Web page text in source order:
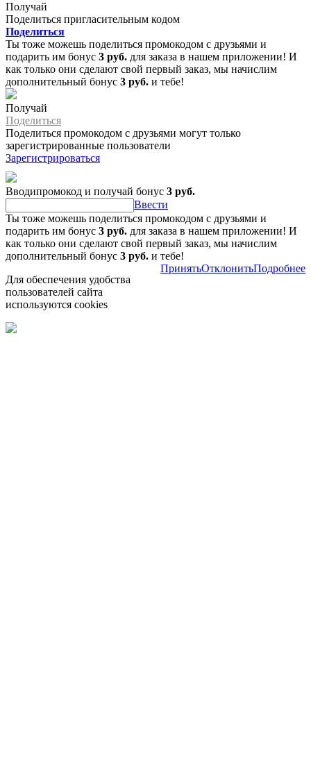
Получай
Поделиться пригласительным кодом
Поделиться
Ты тоже можешь поделиться промокодом с друзьями и
подарить им бонус 3 руб. для заказа в нашем приложении! И
как только они сделают свой первый заказ, мы начислим
дополнительный бонус 3 руб. и тебе!
Получай
Поделиться
Поделиться промокодом с друзьями могут только
зарегистрированные пользователи
Зарегистрироваться
Вводипромокод и получай бонус 3 руб.
Ввести
Ты тоже можешь поделиться промокодом с друзьями и
подарить им бонус 3 руб. для заказа в нашем приложении! И
как только они сделают свой первый заказ, мы начислим
дополнительный бонус 3 руб. и тебе!
Для обеспечения удобства
пользователей сайта
используются cookies
ПринятьОтклонитьПодробнее